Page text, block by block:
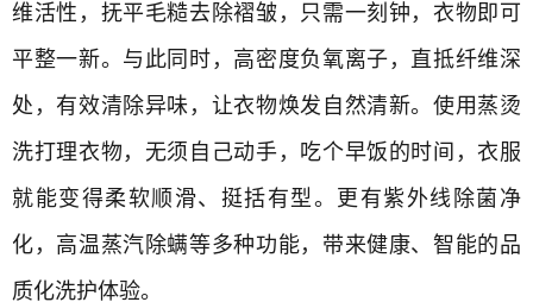
维活性，抚平毛糙去除褶皱，只需一刻钟，衣物即可
平整一新。与此同时，高密度负氧离子，直抵纤维深
处，有效清除异味，让衣物焕发自然清新。使用蒸烫
洗打理衣物，无须自己动手，吃个早饭的时间，衣服
就能变得柔软顺滑、挺括有型。更有紫外线除菌净
化，高温蒸汽除螨等多种功能，带来健康、智能的品
质化洗护体验。